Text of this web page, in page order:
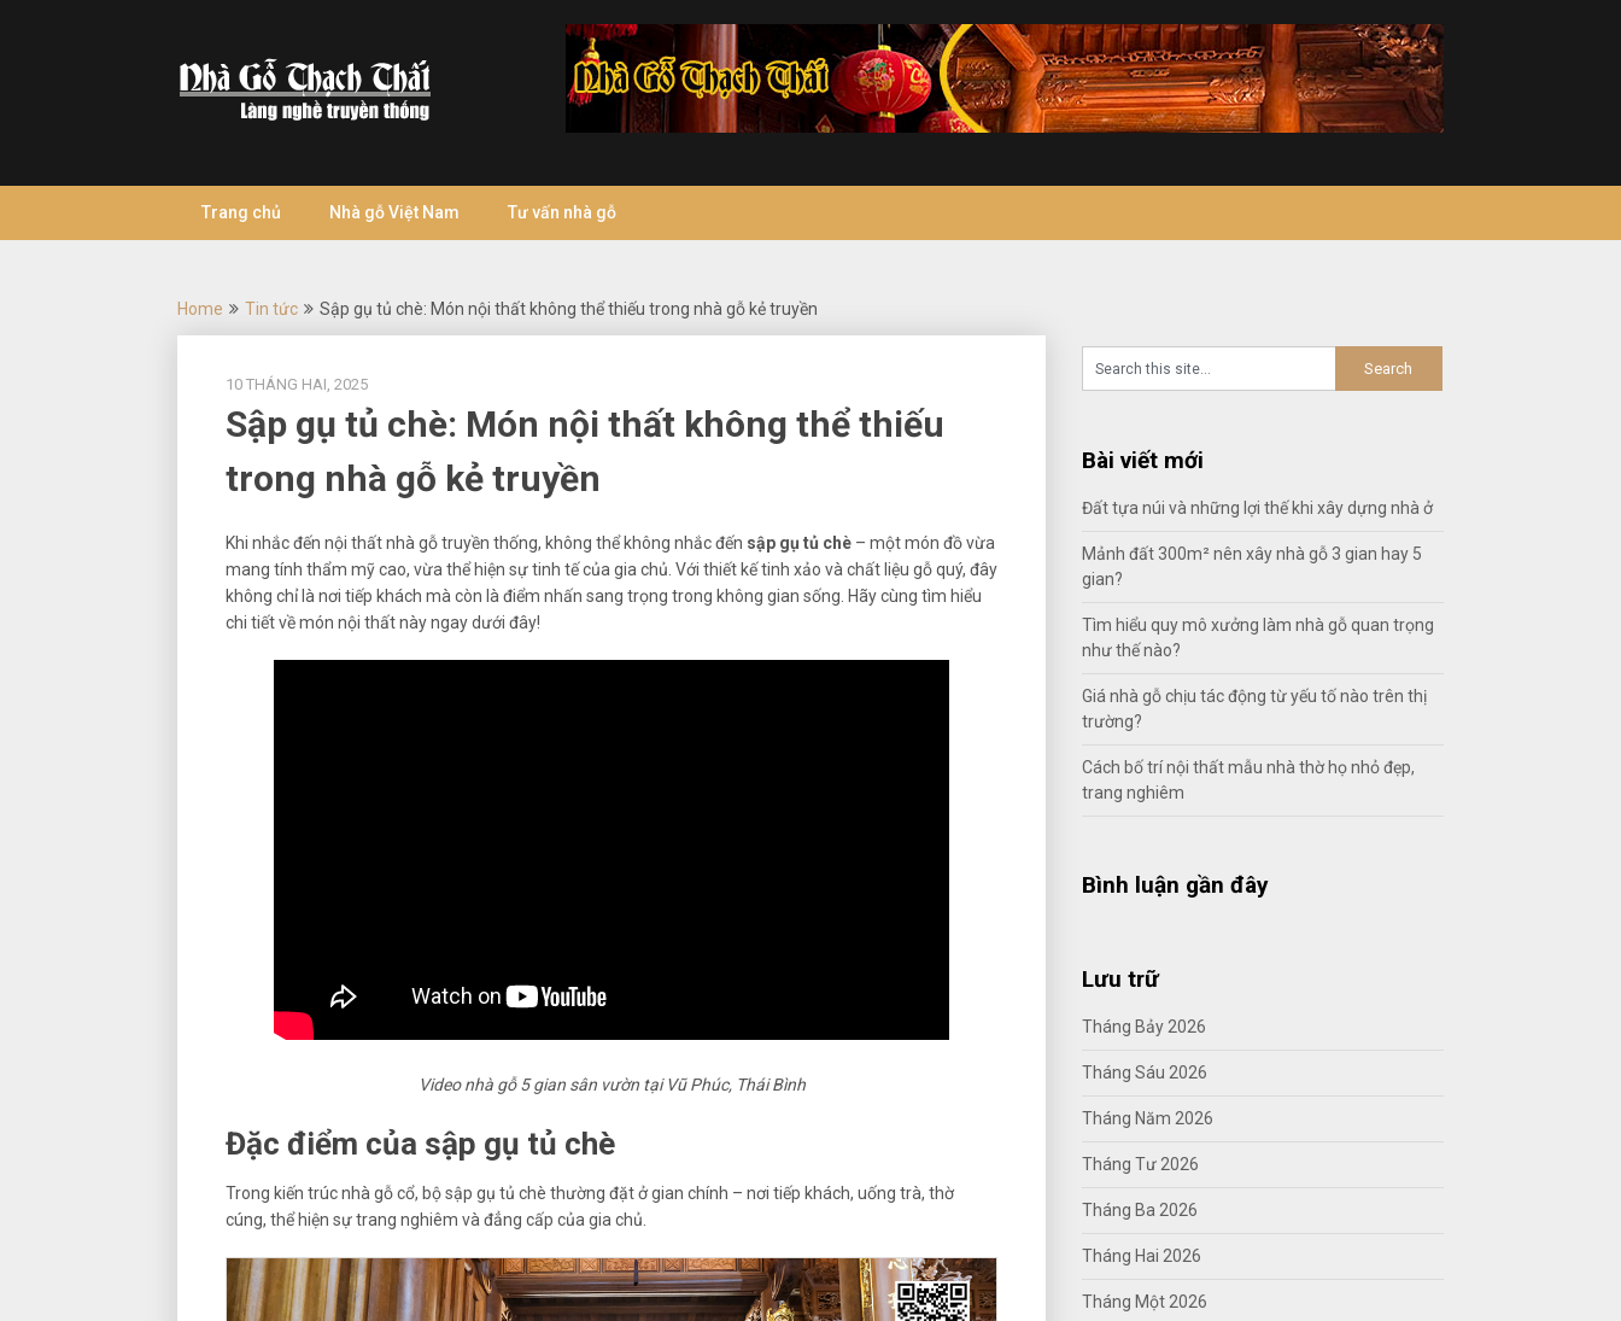
Trang chủ Nhà gỗ Việt Nam Tư vấn nhà gỗ
Home Tin tức Sập gụ tủ chè: Món nội thất không thể thiếu trong nhà gỗ kẻ truyền
10 THÁNG HAI, 2025
Sập gụ tủ chè: Món nội thất không thể thiếu
trong nhà gỗ kẻ truyền
Khi nhắc đến nội thất nhà gỗ truyền thống, không thể không nhắc đến sập gụ tủ chè – một món đồ vừa
mang tính thẩm mỹ cao, vừa thể hiện sự tinh tế của gia chủ. Với thiết kế tinh xảo và chất liệu gỗ quý, đây
không chỉ là nơi tiếp khách mà còn là điểm nhấn sang trọng trong không gian sống. Hãy cùng tìm hiểu
chi tiết về món nội thất này ngay dưới đây!
Video nhà gỗ 5 gian sân vườn tại Vũ Phúc, Thái Bình
Đặc điểm của sập gụ tủ chè
Trong kiến trúc nhà gỗ cổ, bộ sập gụ tủ chè thường đặt ở gian chính – nơi tiếp khách, uống trà, thờ
cúng, thể hiện sự trang nghiêm và đẳng cấp của gia chủ.
Bài viết mới
Đất tựa núi và những lợi thế khi xây dựng nhà ở
Mảnh đất 300m² nên xây nhà gỗ 3 gian hay 5
gian?
Tìm hiểu quy mô xưởng làm nhà gỗ quan trọng
như thế nào?
Giá nhà gỗ chịu tác động từ yếu tố nào trên thị
trường?
Cách bố trí nội thất mẫu nhà thờ họ nhỏ đẹp,
trang nghiêm
Bình luận gần đây
Lưu trữ
Tháng Bảy 2026
Tháng Sáu 2026
Tháng Năm 2026
Tháng Tư 2026
Tháng Ba 2026
Tháng Hai 2026
Tháng Một 2026